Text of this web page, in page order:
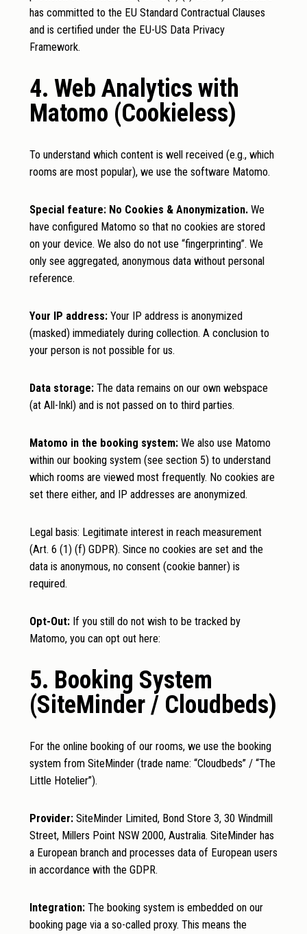
has committed to the EU Standard Contractual Clauses
and is certified under the EU-US Data Privacy
Framework.
4. Web Analytics with
Matomo (Cookieless)
To understand which content is well received (e.g., which
rooms are most popular), we use the software Matomo.
Special feature: No Cookies & Anonymization.We
have configured Matomo so that no cookies are stored
on your device. We also do not use “fingerprinting”. We
only see aggregated, anonymous data without personal
reference.
Your IP address:Your IP address is anonymized
(masked) immediately during collection. A conclusion to
your person is not possible for us.
Data storage:The data remains on our own webspace
(at All-Inkl) and is not passed on to third parties.
Matomo in the booking system:We also use Matomo
within our booking system (see section 5) to understand
which rooms are viewed most frequently. No cookies are
set there either, and IP addresses are anonymized.
Legal basis: Legitimate interest in reach measurement
(Art. 6 (1) (f) GDPR). Since no cookies are set and the
data is anonymous, no consent (cookie banner) is
required.
Opt-Out:If you still do not wish to be tracked by
Matomo, you can opt out here:
5. Booking System
(SiteMinder / Cloudbeds)
For the online booking of our rooms, we use the booking
system from SiteMinder (trade name: “Cloudbeds” / “The
Little Hotelier”).
Provider:SiteMinder Limited, Bond Store 3, 30 Windmill
Street, Millers Point NSW 2000, Australia. SiteMinder has
a European branch and processes data of European users
in accordance with the GDPR.
Integration:The booking system is embedded on our
booking page via a so-called proxy. This means the